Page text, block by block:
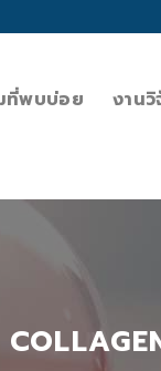
ที่พบบ่อย งานวิ